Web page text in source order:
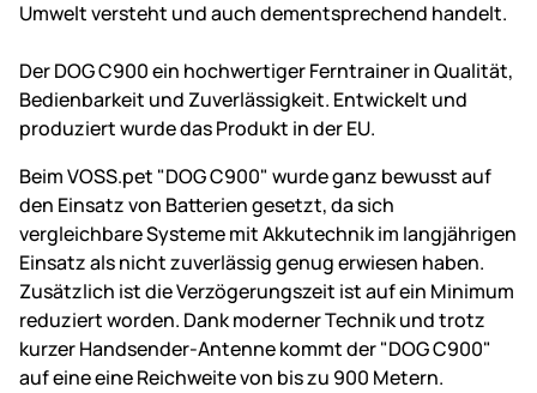
Umwelt versteht und auch dementsprechend handelt.
Der DOG C900 ein hochwertiger Ferntrainer in Qualität,
Bedienbarkeit und Zuverlässigkeit. Entwickelt und
produziert wurde das Produkt in der EU.
Beim VOSS.pet "DOG C900" wurde ganz bewusst auf
den Einsatz von Batterien gesetzt, da sich
vergleichbare Systeme mit Akkutechnik im langjährigen
Einsatz als nicht zuverlässig genug erwiesen haben.
Zusätzlich ist die Verzögerungszeit ist auf ein Minimum
reduziert worden. Dank moderner Technik und trotz
kurzer Handsender-Antenne kommt der "DOG C900"
auf eine eine Reichweite von bis zu 900 Metern.